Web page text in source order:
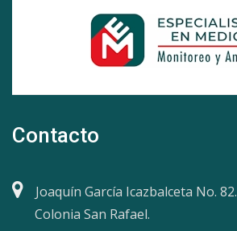
Contacto
Joaquín García Icazbalceta No. 82.
Colonia San Rafael.